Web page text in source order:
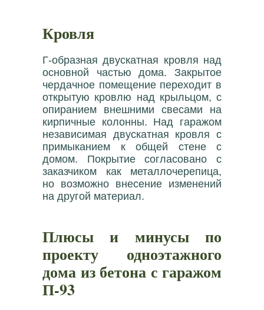
Кровля
Г-образная двускатная кровля над
основной частью дома. Закрытое
чердачное помещение переходит в
открытую кровлю над крыльцом, с
опиранием внешними свесами на
кирпичные колонны. Над гаражом
независимая двускатная кровля с
примыканием к общей стене с
домом. Покрытие согласовано с
заказчиком как металлочерепица,
но возможно внесение изменений
на другой материал.
Плюсы и минусы по
проекту одноэтажного
дома из бетона с гаражом
П-93